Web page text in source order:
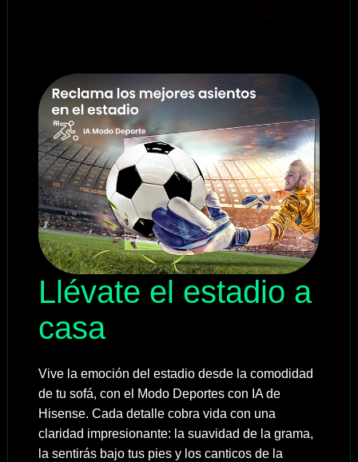
Llévate el estadio a
casa
Vive la emoción del estadio desde la comodidad
de tu sofá, con el Modo Deportes con IA de
Hisense. Cada detalle cobra vida con una
claridad impresionante: la suavidad de la grama,
la sentirás bajo tus pies y los canticos de la